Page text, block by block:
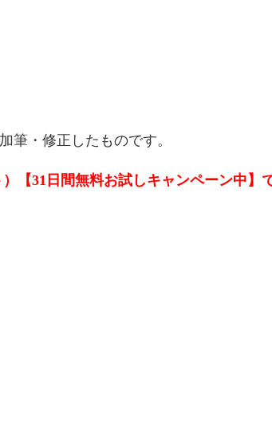
筆・修正したものです。
【31日間無料お試しキャンペーン中】